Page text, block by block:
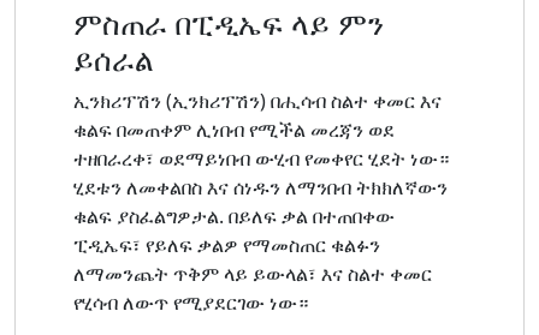
ምስጠራ በፒዲኤፍ ላይ ምን
ይሰራል
ኢንክሪፕሽን (ኢንክሪፕሽን) በሒሳብ ስልተ ቀመር እና
ቁልፍ በመጠቀም ሊነበብ የሚችል መረጃን ወደ
ተዘበራረቀ፣ ወደማይነበብ ውሂብ የመቀየር ሂደት ነው።
ሂደቱን ለመቀልበስ እና ሰነዱን ለማንበብ ትክክለኛውን
ቁልፍ ያስፈልግዎታል. በይለፍ ቃል በተጠበቀው
ፒዲኤፍ፣ የይለፍ ቃልዎ የማመስጠር ቁልፉን
ለማመንጨት ጥቅም ላይ ይውላል፣ እና ስልተ ቀመር
የሂሳብ ለውጥ የሚያደርገው ነው።